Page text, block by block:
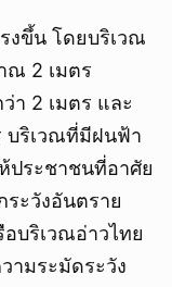
งขึ้น โดยบริเวณ
ณ 2 เมตร
า 2 เมตร และ
บริเวณที่มีฝนฟ้า
ประชาชนที่อาศัย
ะวังอันตราย
บริเวณอ่าวไทย
ามระมัดระวัง